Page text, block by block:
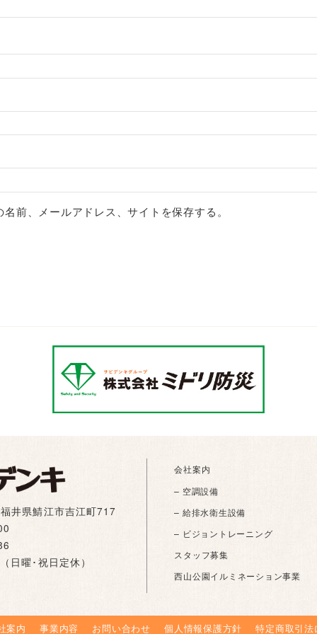
前、メールアドレス、サイトを保存する。
井県鯖江市吉江町717
日曜･祝日定休）
会社案内
– 空調設備
– 給排水衛生設備
– ビジョントレーニング
スタッフ募集
西山公園イルミネーション事業
案内 事業内容 お問い合わせ 個人情報保護方針 特定商取引